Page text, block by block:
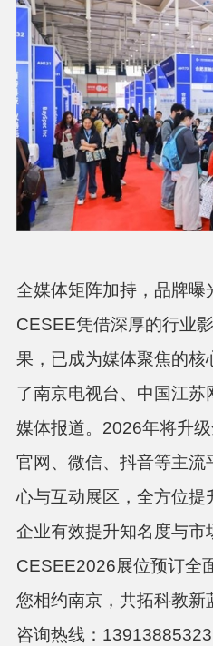
全媒体矩阵加持，品牌曝
CESEE凭借深厚的行业
果，已成为媒体聚焦的核
了南京电视台、中国江
媒体报道。2026年将升
官网、微信、抖音等主流
心与互动展区，全方位提
企业有效提升知名度与市
CESEE2026展位预订全
您相约南京，共拓科教新
咨询热线：